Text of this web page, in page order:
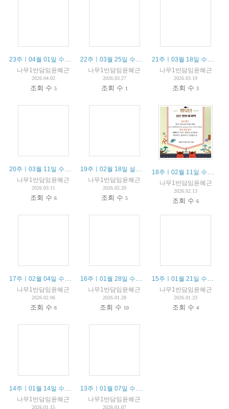
나무1반담임윤혜근
2026.04.02
조회 수 5
나무1반담임윤혜근
2026.03.27
조회 수 1
나무1반담임윤혜근
2026.03.19
조회 수3
나무1반담임윤혜근
2026.03.11
조회 수 6
나무1반담임윤혜근
2026.02.20
조회 수 5
나무1반담임윤혜근
2026.02.13
조회 수6
나무1반담임윤혜근
2026.02.06
조회 수 6
나무1반담임윤혜근
2026.01.28
조회 수 10
나무1반담임윤혜근
2026.01.23
조회 수4
나무1반담임윤혜근
2026.01.15
나무1반담임윤혜근
2026.01.07